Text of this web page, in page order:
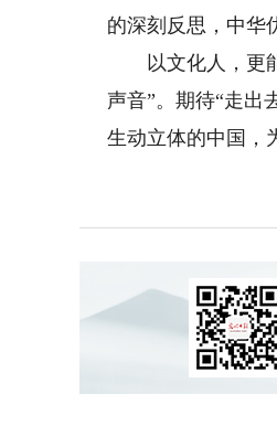
的深刻反思，中华
以文化人，更能
声音”。期待“走出
生动立体的中国，